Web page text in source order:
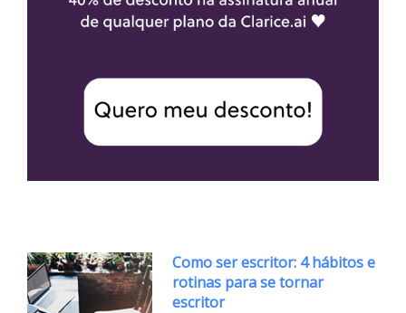
Como ser escritor: 4 hábitos e
rotinas para se tornar
escritor